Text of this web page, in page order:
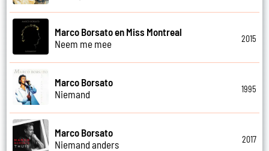
Marco Borsato en Miss Montreal
Neem me mee
2015
Marco Borsato
Niemand
1995
Marco Borsato
Niemand anders
2017